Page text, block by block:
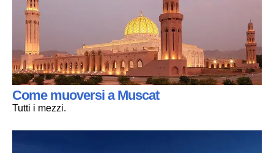
Come muoversi a Muscat
Tutti i mezzi.